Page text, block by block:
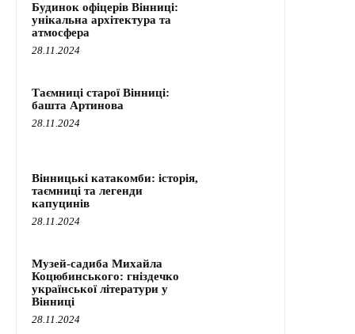
Будинок офіцерів Вінниці:
унікальна архітектура та
атмосфера
28.11.2024
Таємниці старої Вінниці:
башта Артинова
28.11.2024
Вінницькі катакомби: історія,
таємниці та легенди
капуцинів
28.11.2024
Музей-садиба Михайла
Коцюбинського: гніздечко
української літератури у
Вінниці
28.11.2024